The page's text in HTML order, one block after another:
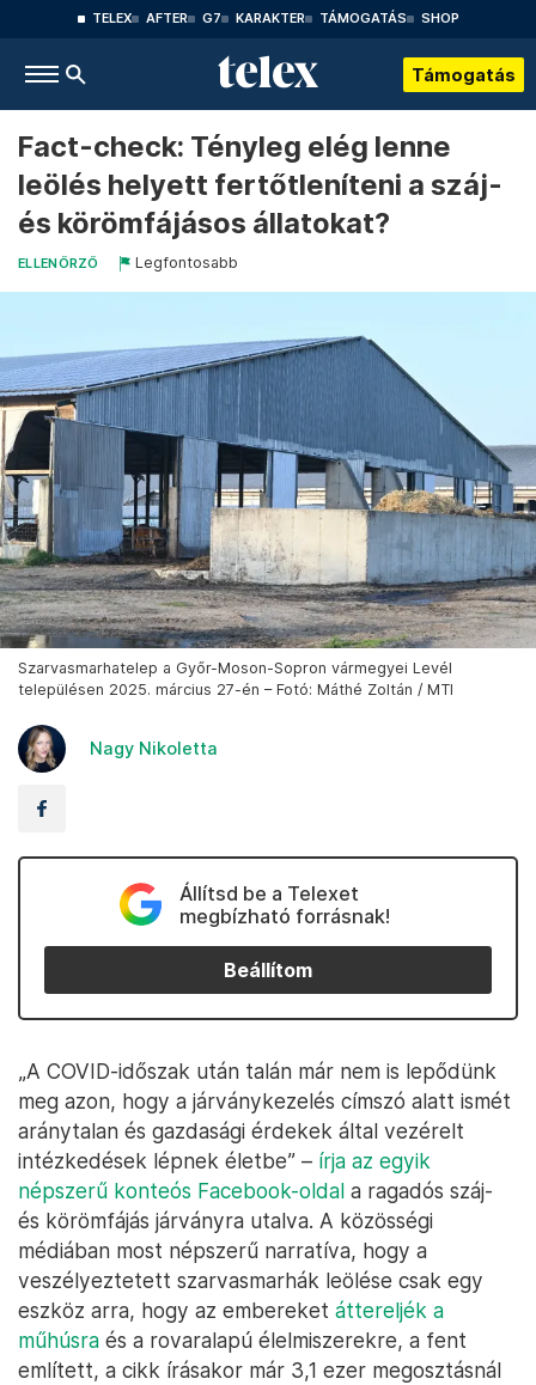
TELEX AFTER G7 KARAKTER TÁMOGATÁS SHOP
Támogatás
Fact-check: Tényleg elég lenne
leölés helyett fertőtleníteni a száj-
és körömfájásos állatokat?
ELLENŐRZŐ Legfontosabb
Szarvasmarhatelep a Győr-Moson-Sopron vármegyei Levél
településen 2025. március 27-én – Fotó: Máthé Zoltán / MTI
Nagy Nikoletta
Állítsd be a Telexet
megbízható forrásnak!
Beállítom
„A COVID-időszak után talán már nem is lepődünk
meg azon, hogy a járványkezelés címszó alatt ismét
aránytalan és gazdasági érdekek által vezérelt
intézkedések lépnek életbe” – írja az egyik
népszerű konteós Facebook-oldal a ragadós száj-
és körömfájás járványra utalva. A közösségi
médiában most népszerű narratíva, hogy a
veszélyeztetett szarvasmarhák leölése csak egy
eszköz arra, hogy az embereket áttereljék a
műhúsra és a rovaralapú élelmiszerekre, a fent
említett, a cikk írásakor már 3,1 ezer megosztásnál